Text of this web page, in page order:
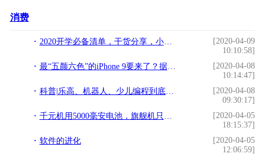
消费
2020开学必备清单，干货分享，小米商城哪些值得买？
[2020-04-09
10:10:58]
最“五颜六色”的iPhone 9要来了？据说它会是2020真香
[2020-04-08
10:14:47]
科普|乐高、机器人、少儿编程到底有什么区别？
[2020-04-08
09:30:17]
千元机用5000毫安电池，旗舰机只有4000毫安，这是为啥？
[2020-04-05
18:15:37]
软件的进化
[2020-04-05
12:06:59]